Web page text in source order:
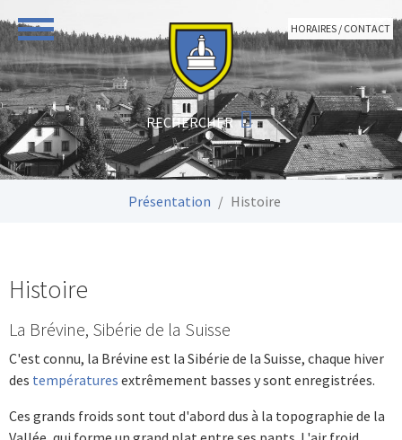
HORAIRES / CONTACT
Présentation Histoire
Histoire
La Brévine, Sibérie de la Suisse
C'est connu, la Brévine est la Sibérie de la Suisse, chaque hiver
des températures extrêmement basses y sont enregistrées.
Ces grands froids sont tout d'abord dus à la topographie de la